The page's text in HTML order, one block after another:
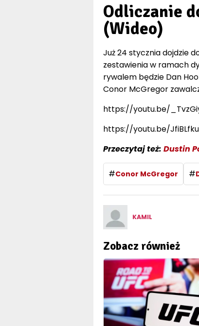
Odliczanie
(Wideo)
Już 24 stycznia dojdzie
zestawienia w ramach
rywalem będzie Dan
Conor McGregor
https://youtu.be/
https://youtu.be/
Przeczytaj też: Dustin
#Conor McGregor #
KAMIL
Zobacz również